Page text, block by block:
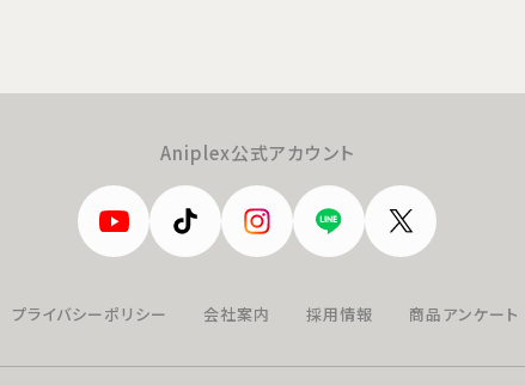
Aniplex公式アカウント
プライバシーポリシー 会社案内 採用情報 商品アンケート